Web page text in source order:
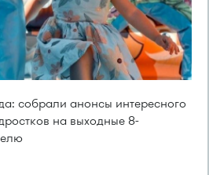
собрали анонсы интересного
на выходные 8-